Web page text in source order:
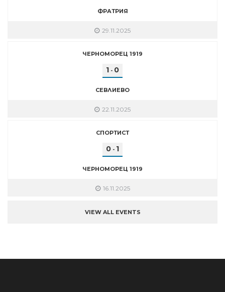
ФРАТРИЯ
29.11.2025
ЧЕРНОМОРЕЦ 1919
1 - 0
СЕВЛИЕВО
22.11.2025
СПОРТИСТ
0 - 1
ЧЕРНОМОРЕЦ 1919
16.11.2025
VIEW ALL EVENTS